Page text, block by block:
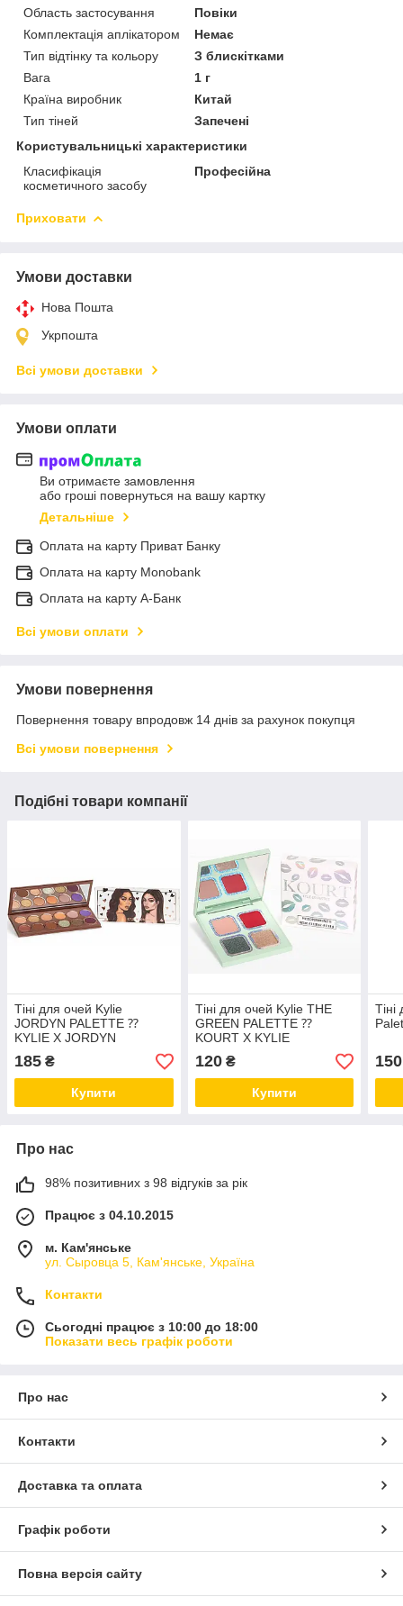
Область застосування
Повіки
Комплектація аплікатором
Немає
Тип відтінку та кольору
З блискітками
Вага
1 г
Країна виробник
Китай
Тип тіней
Запечені
Користувальницькі характеристики
Класифікація
косметичного засобу
Професійна
Приховати
Умови доставки
Нова Пошта
Укрпошта
Всі умови доставки
Умови оплати
Ви отримаєте замовлення
або гроші повернуться на вашу картку
Детальніше
Оплата на карту Приват Банку
Оплата на карту Monobank
Оплата на карту А-Банк
Всі умови оплати
Умови повернення
Повернення товару впродовж 14 днів за рахунок покупця
Всі умови повернення
Подібні товари компанії
Тіні для очей Kylie
JORDYN PALETTE ⁇
KYLIE X JORDYN
185 ₴
Купити
Тіні для очей Kylie THE
GREEN PALETTE ⁇
KOURT X KYLIE
120₴
Купити
150
Про нас
98% позитивних з 98 відгуків за рік
Працює з 04.10.2015
м. Кам'янське
ул. Сыровца 5, Кам'янське, Україна
Контакти
Сьогодні працює з 10:00 до 18:00
Показати весь графік роботи
Про нас
Контакти
Доставка та оплата
Графік роботи
Повна версія сайту